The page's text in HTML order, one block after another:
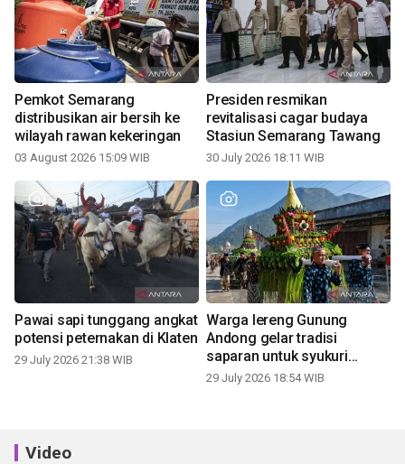
Pemkot Semarang
distribusikan air bersih ke
wilayah rawan kekeringan
03 August 2026 15:09 WIB
Presiden resmikan
revitalisasi cagar budaya
Stasiun Semarang Tawang
30 July 2026 18:11 WIB
Pawai sapi tunggang angkat
potensi peternakan di Klaten
29 July 2026 21:38 WIB
Warga lereng Gunung
Andong gelar tradisi
saparan untuk syukuri
panen
29 July 2026 18:54 WIB
Video